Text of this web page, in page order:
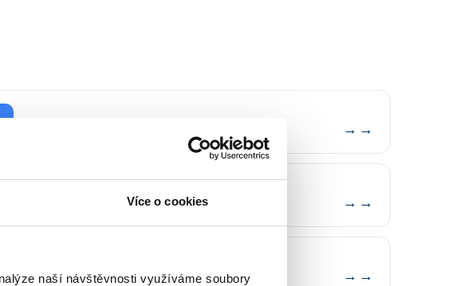
Více o cookies
naší návštěvnosti využíváme soubory
→
Bezpečnostní termostat / přehřátí →
→